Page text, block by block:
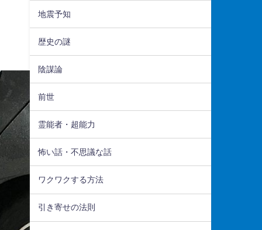
地震予知
歴史の謎
陰謀論
前世
霊能者・超能力
怖い話・不思議な話
ワクワクする方法
引き寄せの法則